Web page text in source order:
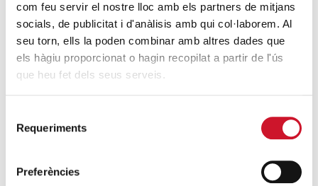
com feu servir el nostre lloc amb els partners de mitjans
socials, de publicitat i d'anàlisis amb qui col·laborem. Al
seu torn, ells la poden combinar amb altres dades que
els hàgiu proporcionat o hagin recopilat a partir de l'ús
que heu fet dels seus serveis.
Requeriments
Preferències
Mucho más que comer
SIGUE LEYENDO
Endulzando la vida de los más pequeños
ENTRADAS RELACIONADAS
Cáritas Diocesana de Barcelona participa